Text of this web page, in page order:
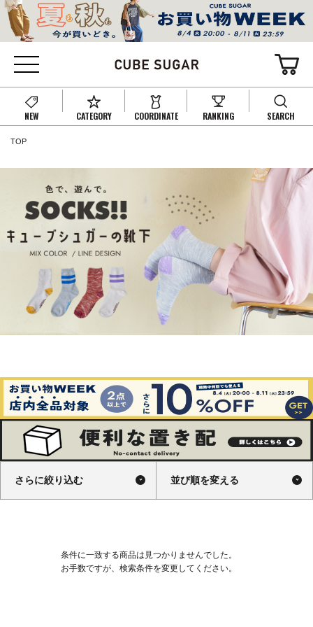
NEW CATEGORY COORDINATE RANKING SEARCH
TOP
さらに絞り込む 並び順を変える
条件に一致する商品は見つかりませんでした。
お手数ですが、検索条件を変更してください。